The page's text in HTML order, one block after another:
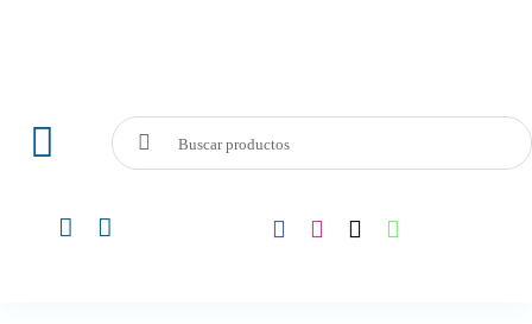
Toggle
Navigation
Search
for: